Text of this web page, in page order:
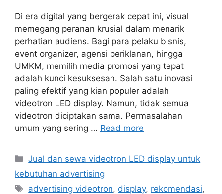
Di era digital yang bergerak cepat ini, visual
memegang peranan krusial dalam menarik
perhatian audiens. Bagi para pelaku bisnis,
event organizer, agensi periklanan, hingga
UMKM, memilih media promosi yang tepat
adalah kunci kesuksesan. Salah satu inovasi
paling efektif yang kian populer adalah
videotron LED display. Namun, tidak semua
videotron diciptakan sama. Permasalahan
umum yang sering … Read more
Categories
Jual dan sewa videotron LED display untuk
kebutuhan advertising
Tags
advertising videotron, display, rekomendasi,